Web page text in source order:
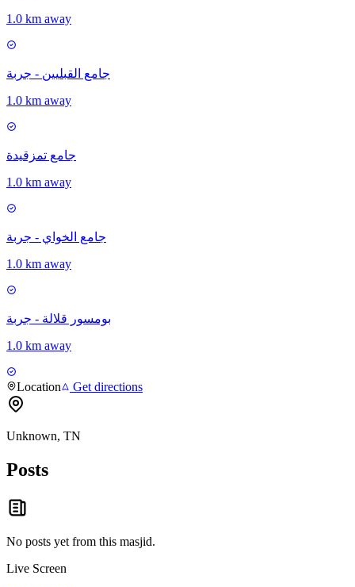
1.0 km away
جامع القبليين - جربة
1.0 km away
جامع تمزقيدة
1.0 km away
جامع الخواي - جربة
1.0 km away
بومسور قلالة - جربة
1.0 km away
Location Get directions
Unknown, TN
Posts
No posts yet from this masjid.
Live Screen